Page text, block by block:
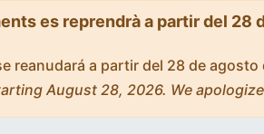
es reprendrà a partir del 28
reanudará a partir del 28 de
August 28, 2026. We